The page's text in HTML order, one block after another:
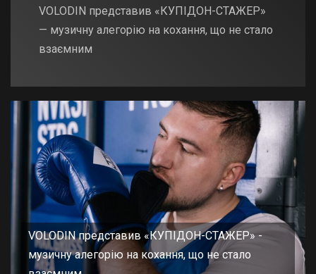
VOLODIN представив «КУПІДОН-СТАЖЕР»
— музичну алегорію на кохання, що не стало
взаємним
VOLODIN представив «КУПІДОН-СТАЖЕР» -
музичну алегорію на кохання, що не стало